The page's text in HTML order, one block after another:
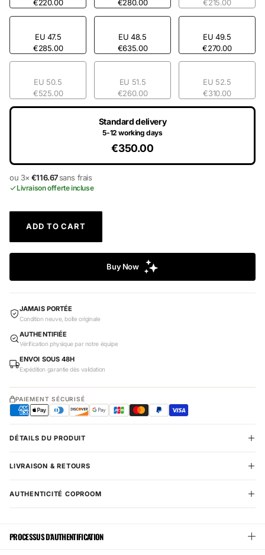
€220.00
€280.00
€215.00
€285.00
EU 47.5
€635.00
EU 48.5
€270.00
EU 49.5
€525.00
EU 50.5
€260.00
EU 51.5
€310.00
EU 52.5
Standard delivery
5-12 working days
€350.00
ou 3× €116.67sans frais
Livraison offerte incluse
ADD TO CART
JAMAIS PORTÉE
Condition neuve, boîte originale
AUTHENTIFIÉE
Vérification physique par notre équipe
ENVOI SOUS 48H
Expédition garantie dès validation
PAIEMENT SÉCURISÉ
DÉTAILS DU PRODUIT
LIVRAISON & RETOURS
AUTHENTICITÉ COPROOM
PROCESSUS D'AUTHENTIFICATION